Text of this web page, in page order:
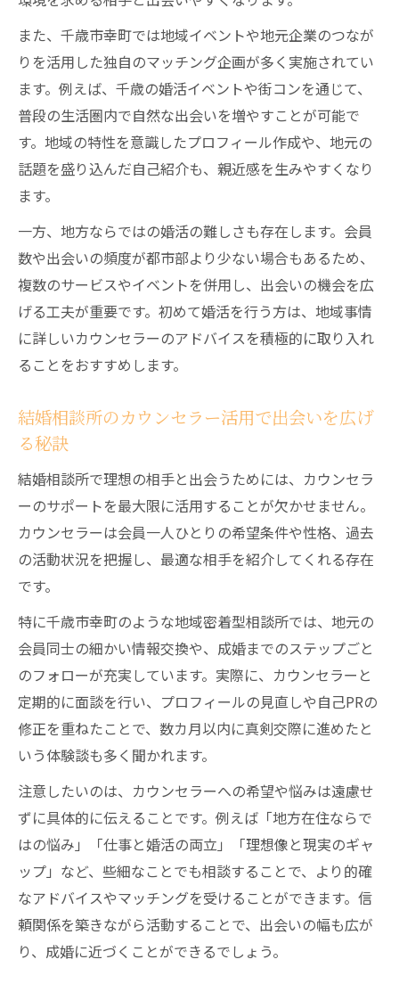
結婚相談所の面談を活用した振り返りと改
善法
仮交際で信頼深める相談所の極意
結婚相談所で仮交際中に心がけたい信頼構
築術
仮交際期間のルールと相談所ならではの配
慮
切さ
仮交際で相手の結婚観を知るための質問例
結婚相談所でトラブルを防ぐ報連相の重要
性
千歳婚活で注目したい効率的な活動法
慣
コツ
結婚相談所のデータ活用で理想のマッチン
グ
無駄を省く結婚相談所流スケジュール管理
結婚相談所で好印象を残す自己PRの作り方
3ヶ月ルールを守り成婚を目指すコツ
結婚相談所の3ヶ月ルールを理解する重要性
短期間で成婚を目指す結婚相談所の戦略
結婚相談所で仮交際から成婚までの期間管
理
相談所のアドバイザーと連携した目標設定
法
結婚相談所の3ヶ月内で成婚率を上げる秘訣
女性のための相談所選び最新ガイド
結婚相談所選びで確認したい安心サポート
体制
女性が重視すべき結婚相談所の特徴とは
また、千歳市幸町では地域イベントや地元企業のつなが
りを活用した独自のマッチング企画が多く実施されてい
ます。例えば、千歳の婚活イベントや街コンを通じて、
普段の生活圏内で自然な出会いを増やすことが可能で
す。地域の特性を意識したプロフィール作成や、地元の
話題を盛り込んだ自己紹介も、親近感を生みやすくなり
ます。
一方、地方ならではの婚活の難しさも存在します。会員
数や出会いの頻度が都市部より少ない場合もあるため、
複数のサービスやイベントを併用し、出会いの機会を広
げる工夫が重要です。初めて婚活を行う方は、地域事情
に詳しいカウンセラーのアドバイスを積極的に取り入れ
ることをおすすめします。
結婚相談所のカウンセラー活用で出会いを広げ
る秘訣
結婚相談所で理想の相手と出会うためには、カウンセラ
ーのサポートを最大限に活用することが欠かせません。
カウンセラーは会員一人ひとりの希望条件や性格、過去
の活動状況を把握し、最適な相手を紹介してくれる存在
です。
特に千歳市幸町のような地域密着型相談所では、地元の
会員同士の細かい情報交換や、成婚までのステップごと
のフォローが充実しています。実際に、カウンセラーと
定期的に面談を行い、プロフィールの見直しや自己PRの
修正を重ねたことで、数カ月以内に真剣交際に進めたと
いう体験談も多く聞かれます。
注意したいのは、カウンセラーへの希望や悩みは遠慮せ
ずに具体的に伝えることです。例えば「地方在住ならで
はの悩み」「仕事と婚活の両立」「理想像と現実のギャ
ップ」など、些細なことでも相談することで、より的確
なアドバイスやマッチングを受けることができます。信
頼関係を築きながら活動することで、出会いの幅も広が
り、成婚に近づくことができるでしょう。